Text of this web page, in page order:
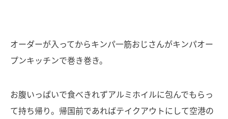
オーダーが入ってからキンパ一筋おじさんがキンパオー
プンキッチンで巻き巻き。
お腹いっぱいで食べきれずアルミホイルに包んでもらっ
て持ち帰り。帰国前であればテイクアウトにして空港の